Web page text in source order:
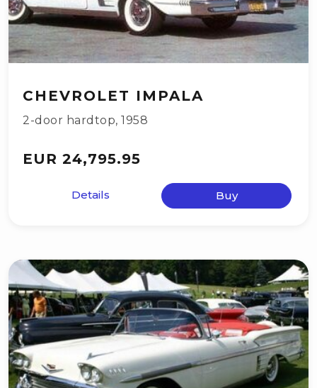
CHEVROLET IMPALA
2-door hardtop, 1958
EUR 24,795.95
Details Buy